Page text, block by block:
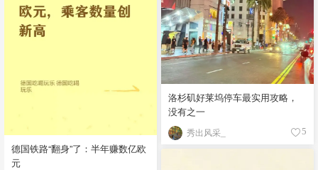
德国铁路“翻身”了：半年赚数亿欧
元
洛杉矶好莱坞停车最实用攻略，
没有之一
秀出风采_ 5